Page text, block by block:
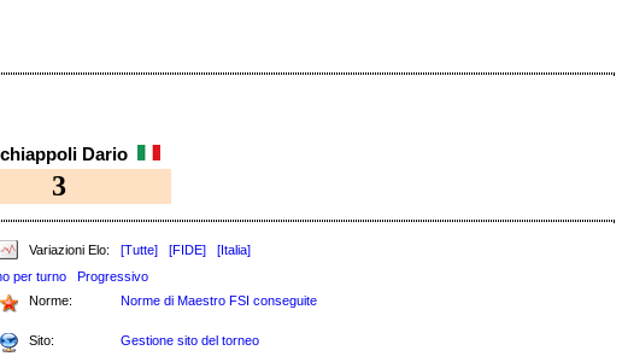
Dario
3
Variazioni Elo: [Tutte] [FIDE]
[Italia]
per turno
Progressivo
Norme: Norme di Maestro FSI conseguite
Sito: Gestione sito del torneo